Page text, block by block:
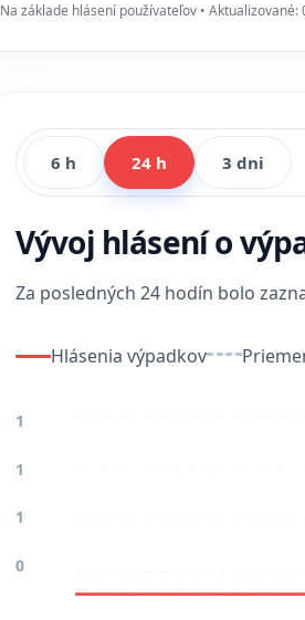
Na základe hlásení používateľov • Aktualizované:
6 h 24 h 3 dni
Vývoj hlásení o
Za posledných 24 hodín bolo
Hlásenia výpadkov
1
1
1
0